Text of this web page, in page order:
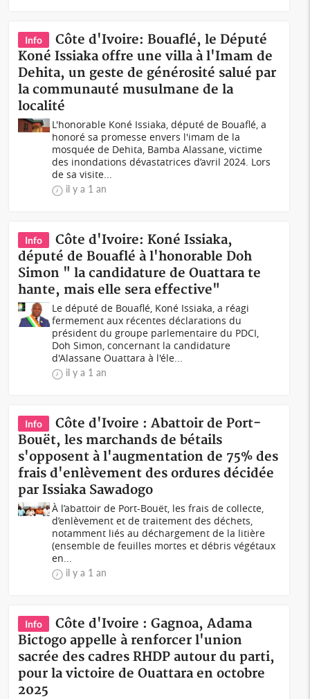
Info
Côte d'Ivoire: Bouaflé, le Député
Koné Issiaka offre une villa à l'Imam de
Dehita, un geste de générosité salué par
la communauté musulmane de la
localité
L'honorable Koné Issiaka, député de Bouaflé, a
honoré sa promesse envers l'imam de la
mosquée de Dehita, Bamba Alassane, victime
des inondations dévastatrices d’avril 2024. Lors
de sa visite...
il y a 1 an
Info
Côte d'Ivoire: Koné Issiaka,
député de Bouaflé à l'honorable Doh
Simon " la candidature de Ouattara te
hante, mais elle sera effective"
Le député de Bouaflé, Koné Issiaka, a réagi
fermement aux récentes déclarations du
président du groupe parlementaire du PDCI,
Doh Simon, concernant la candidature
d'Alassane Ouattara à l'éle...
il y a 1 an
Info
Côte d'Ivoire : Abattoir de Port-
Bouët, les marchands de bétails
s'opposent à l'augmentation de 75% des
frais d'enlèvement des ordures décidée
par Issiaka Sawadogo
À l’abattoir de Port-Bouët, les frais de collecte,
d’enlèvement et de traitement des déchets,
notamment liés au déchargement de la litière
(ensemble de feuilles mortes et débris végétaux
en...
il y a 1 an
Info
Côte d'Ivoire : Gagnoa, Adama
Bictogo appelle à renforcer l'union
sacrée des cadres RHDP autour du parti,
pour la victoire de Ouattara en octobre
2025